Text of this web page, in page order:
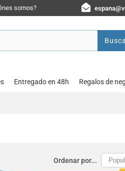
somos?
Entregado en 48h Regalos de
Ordenar por...